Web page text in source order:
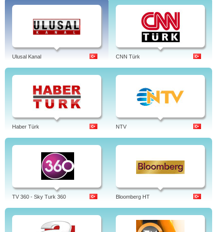
Ulusal Kanal CNN Türk
Haber Türk NTV
TV 360 - Sky Turk 360 Bloomberg HT